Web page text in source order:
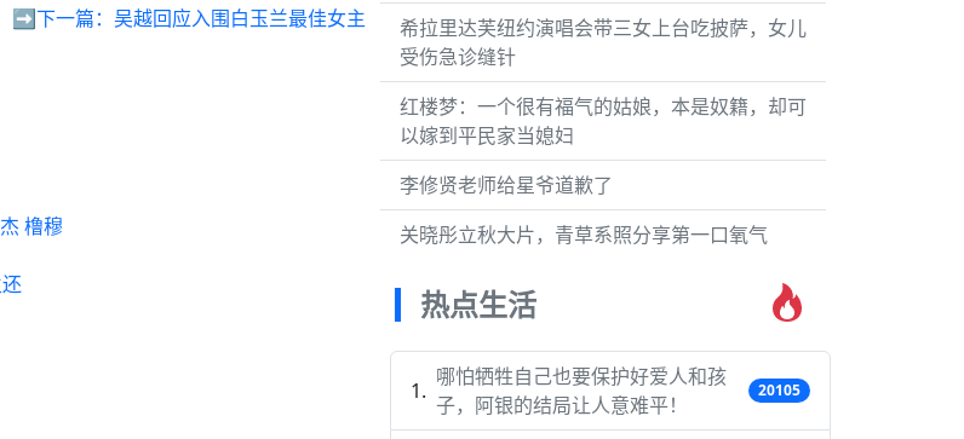
➡️下一篇： 吴越回应入围白玉兰最佳女主
橹穆
希拉里达芙纽约演唱会带三女上台吃披萨，女儿
受伤急诊缝针
红楼梦：一个很有福气的姑娘，本是奴籍，却可
以嫁到平民家当媳妇
李修贤老师给星爷道歉了
关晓彤立秋大片，青草系照分享第一口氧气
热点生活
哪怕牺牲自己也要保护好爱人和孩
子，阿银的结局让人意难平！
20105